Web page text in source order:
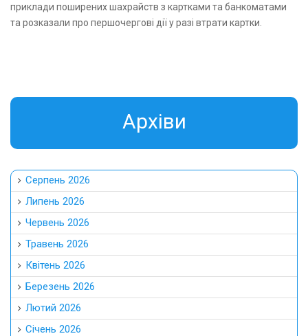
приклади поширених шахрайств з картками та банкоматами
та розказали про першочергові дії у разі втрати картки.
Aрхіви
Серпень 2026
Липень 2026
Червень 2026
Травень 2026
Квітень 2026
Березень 2026
Лютий 2026
Січень 2026